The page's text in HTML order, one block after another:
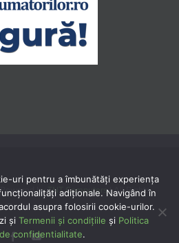
byTNT Computers| All Rights
Reserved
FacebookYouTube
uri pentru a îmbunătăți experiența
adiționale. Navigând în
asupra folosirii cookie-urilor.
și Termenii și condițiile și Politica
confidentialitate.